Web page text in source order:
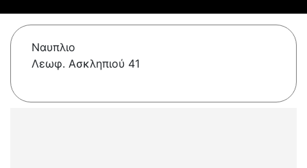
Ναυπλιο
Λεωφ. Ασκληπιού 41